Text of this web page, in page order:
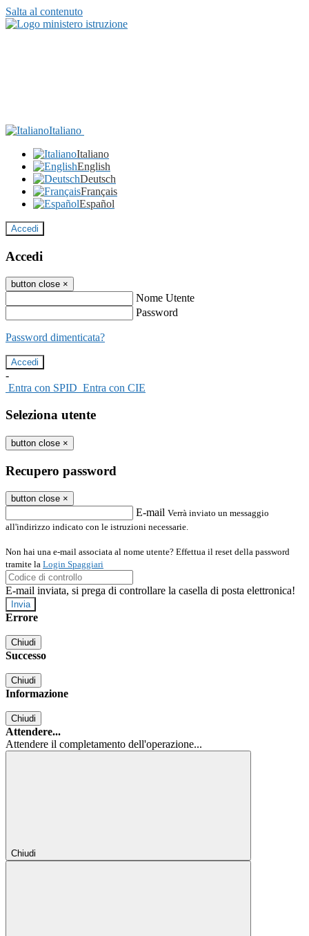
Salta al contenuto
Italiano
Italiano
English
Deutsch
Français
Español
Accedi
Accedi
button close ×
Nome Utente
Password
Password dimenticata?
-
Entra con SPID Entra con CIE
Seleziona utente
button close ×
Recupero password
button close ×
E-mail Verrà inviato un messaggio
all'indirizzo indicato con le istruzioni necessarie.
Non hai una e-mail associata al nome utente? Effettua il reset della password
tramite la Login Spaggiari
E-mail inviata, si prega di controllare la casella di posta elettronica!
Errore
Chiudi
Successo
Chiudi
Informazione
Chiudi
Attendere...
Attendere il completamento dell'operazione...
Chiudi